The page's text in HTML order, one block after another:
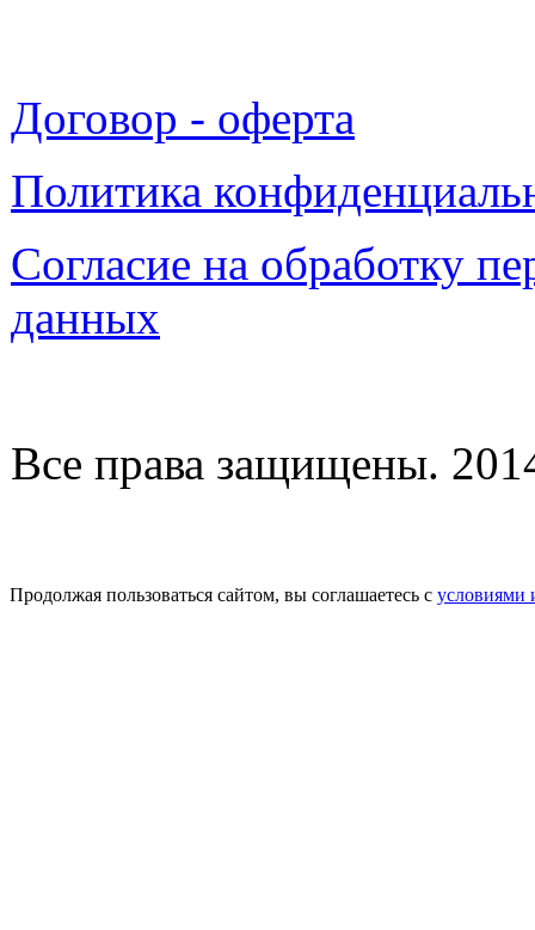
Договор - оферта
Политика
Согласие на обработку
данных
Все права защищены.
Продолжая пользоваться сайтом, вы соглашаетесь с условиями